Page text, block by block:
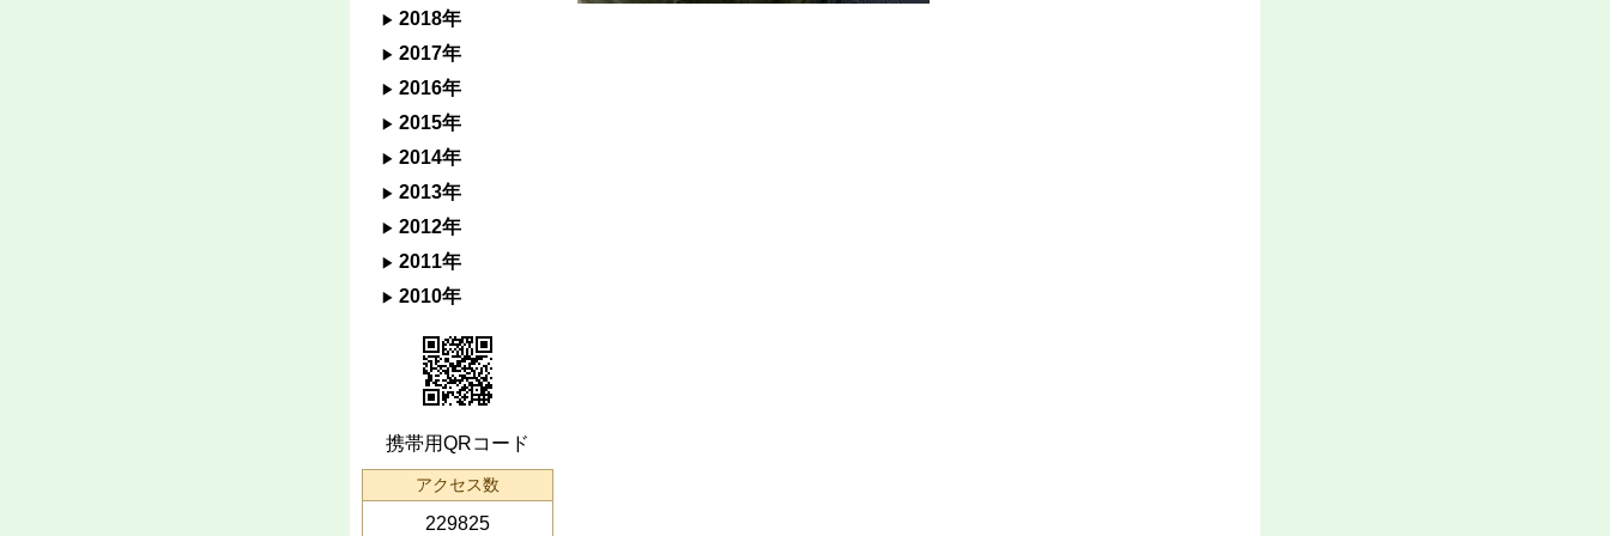
2018年
2017年
2016年
2015年
2014年
2013年
2012年
2011年
2010年
携帯用QRコード
アクセス数
229825